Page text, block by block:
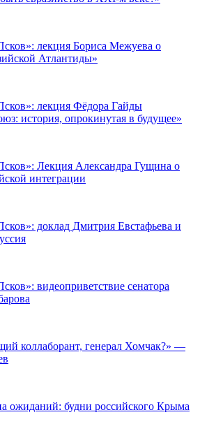
лекция Бориса Межуева о
Атлантиды»
лекция Фёдора Гайды
история, опрокинутая в будущее»
Лекция Александра Гущина о
интеграции
доклад Дмитрия Евстафьева и
видеоприветствие сенатора
коллаборант, генерал Хомчак?» —
ожиданий: будни российского Крыма